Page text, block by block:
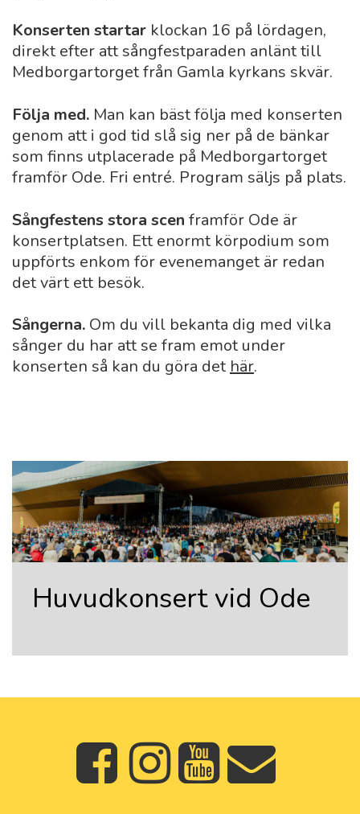
Konserten startar klockan 16 på lördagen,
direkt efter att sångfestparaden anlänt till
Medborgartorget från Gamla kyrkans skvär.
Följa med. Man kan bäst följa med konserten
genom att i god tid slå sig ner på de bänkar
som finns utplacerade på Medborgartorget
framför Ode. Fri entré. Program säljs på plats.
Sångfestens stora scen framför Ode är
konsertplatsen. Ett enormt körpodium som
uppförts enkom för evenemanget är redan
det värt ett besök.
Sångerna. Om du vill bekanta dig med vilka
sånger du har att se fram emot under
konserten så kan du göra det här.
Huvudkonsert vid Ode